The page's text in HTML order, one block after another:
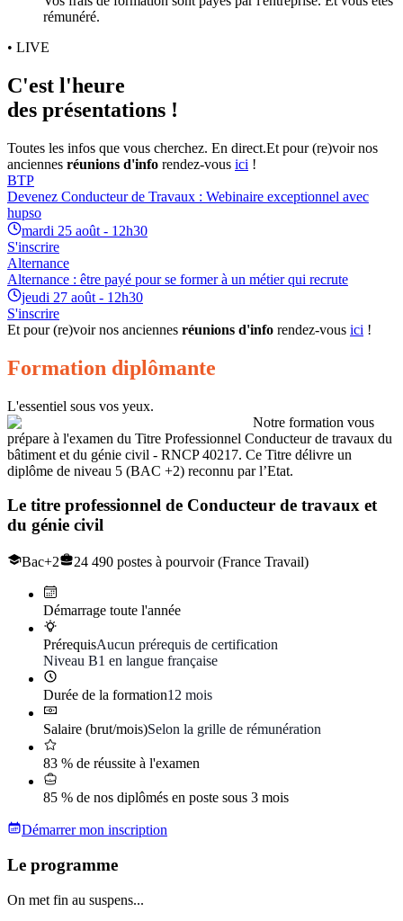
rémunéré.
• LIVE
C'est l'heure
des présentations !
Toutes les infos que vous cherchez. En direct.Et pour (re)voir nos
anciennes réunions d'info rendez-vous ici !
BTP
Devenez Conducteur de Travaux : Webinaire exceptionnel avec
hupso
mardi 25 août - 12h30
S'inscrire
Alternance
Alternance : être payé pour se former à un métier qui recrute
jeudi 27 août - 12h30
S'inscrire
Et pour (re)voir nos anciennes réunions d'info rendez-vous ici !
Formation diplômante
L'essentiel sous vos yeux.
Notre formation vous
prépare à l'examen du Titre Professionnel Conducteur de travaux du
bâtiment et du génie civil - RNCP 40217. Ce Titre délivre un
diplôme de niveau 5 (BAC +2) reconnu par l’Etat.
Le titre professionnel de Conducteur de travaux et
du génie civil
Bac+2 24 490 postes à pourvoir (France Travail)
Démarrage toute l'année
PrérequisAucun prérequis de certification
Niveau B1 en langue française
Durée de la formation12 mois
Salaire (brut/mois)Selon la grille de rémunération
83 % de réussite à l'examen
85 % de nos diplômés en poste sous 3 mois
Démarrer mon inscription
Le programme
On met fin au suspens...